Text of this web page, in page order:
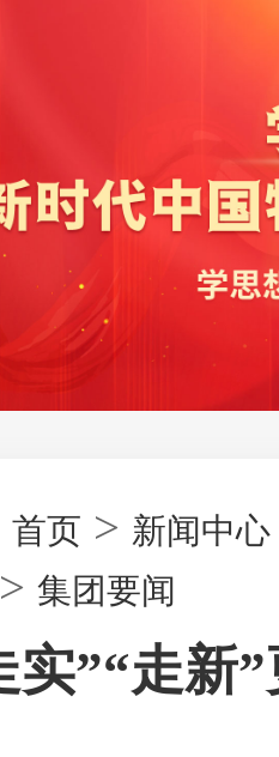
首页 > 新闻中心
> 集团要闻
实”“走新